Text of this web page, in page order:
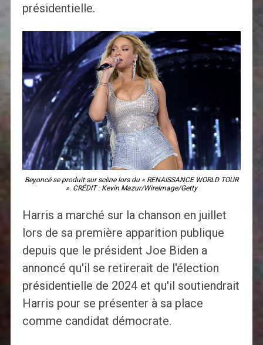
présidentielle.
Beyoncé se produit sur scène lors du « RENAISSANCE WORLD TOUR
». CRÉDIT : Kevin Mazur/WireImage/Getty
Harris a marché sur la chanson en juillet
lors de sa première apparition publique
depuis que le président Joe Biden a
annoncé qu'il se retirerait de l'élection
présidentielle de 2024 et qu'il soutiendrait
Harris pour se présenter à sa place
comme candidat démocrate.